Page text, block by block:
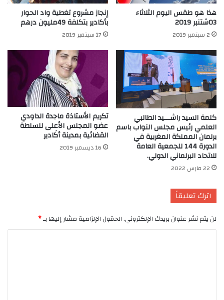
هذا هو طقس اليوم الثلاثاء
03شتنبر 2019
2 سبتمبر 2019
إنجاز مشروع تغطية واد الحوار
بأكادير بتكلفة 49مليون درهم
17 سبتمبر 2019
كلمة السيد راشـــيد الطالبي
العلمي رئيس مجلس النواب باسم
برلمان المملكة المغربية في
الدورة 144 للجمعية العامة
للاتحاد البرلماني الدولي.
22 مارس 2022
تكريم الأستاذة ماجدة الداودي
عضو المجلس الأعلى للسلطة
القضائية بمدينة أكَادير
16 ديسمبر 2019
اترك تعليقاً
لن يتم نشر عنوان بريدك الإلكتروني.الحقول الإلزامية مشار إليها بـ*